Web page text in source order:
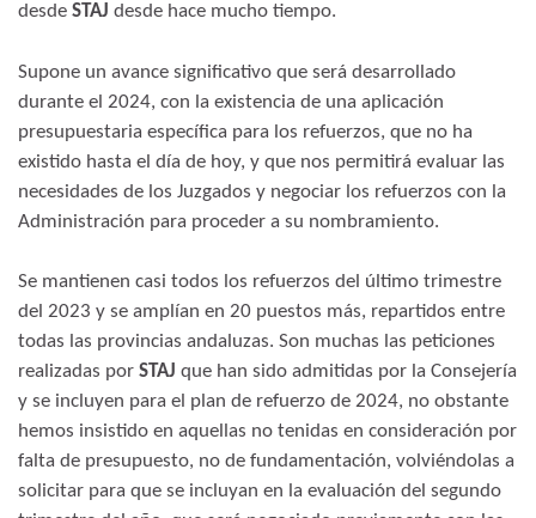
desde STAJ desde hace mucho tiempo.
Supone un avance significativo que será desarrollado
durante el 2024, con la existencia de una aplicación
presupuestaria específica para los refuerzos, que no ha
existido hasta el día de hoy, y que nos permitirá evaluar las
necesidades de los Juzgados y negociar los refuerzos con la
Administración para proceder a su nombramiento.
Se mantienen casi todos los refuerzos del último trimestre
del 2023 y se amplían en 20 puestos más, repartidos entre
todas las provincias andaluzas. Son muchas las peticiones
realizadas por STAJ que han sido admitidas por la Consejería
y se incluyen para el plan de refuerzo de 2024, no obstante
hemos insistido en aquellas no tenidas en consideración por
falta de presupuesto, no de fundamentación, volviéndolas a
solicitar para que se incluyan en la evaluación del segundo